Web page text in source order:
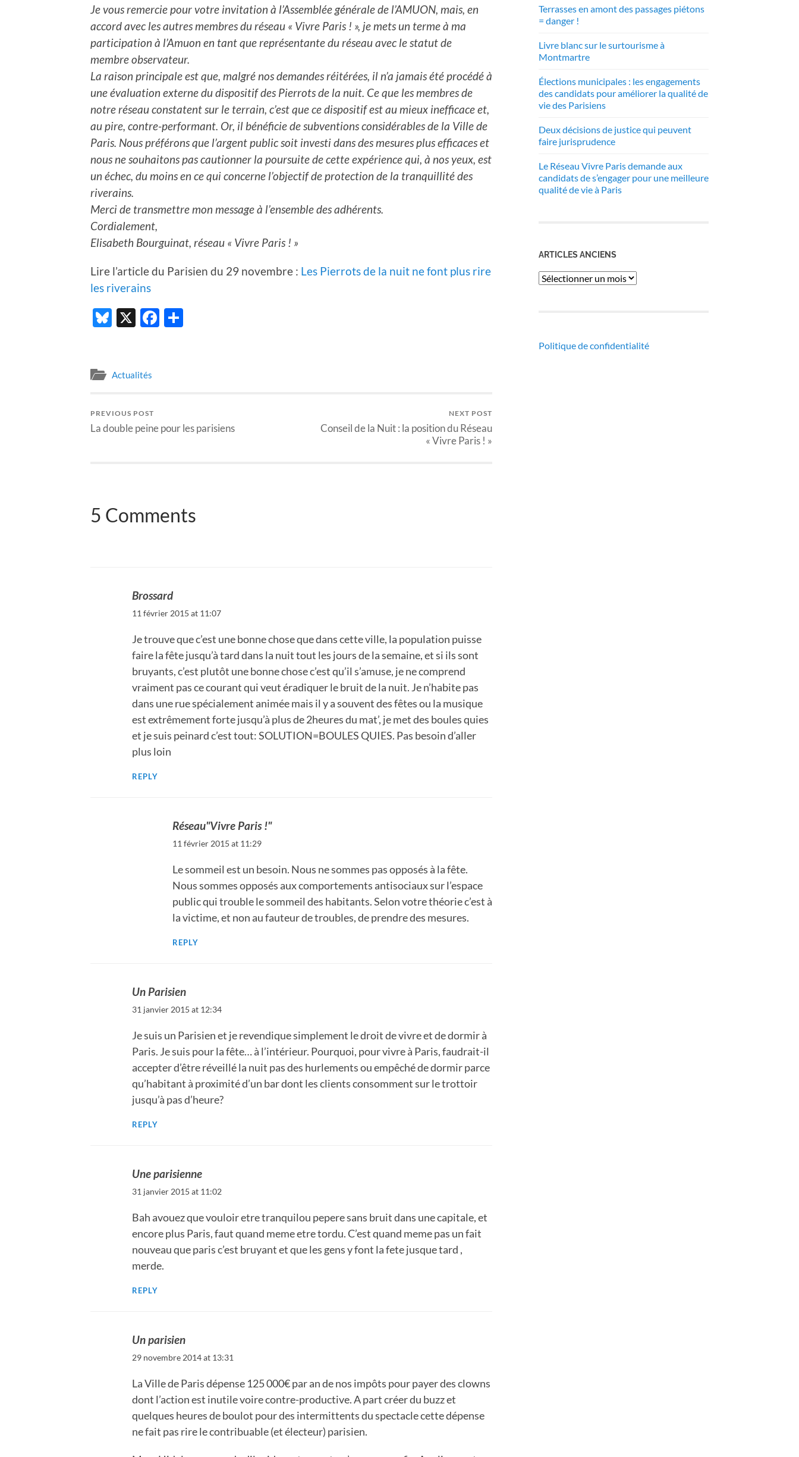
Je vous remercie pour votre invitation à l’Assemblée générale de l’AMUON, mais, en
accord avec les autres membres du réseau « Vivre Paris ! », je mets un terme à ma
participation à l’Amuon en tant que représentante du réseau avec le statut de
membre observateur.
La raison principale est que, malgré nos demandes réitérées, il n’a jamais été procédé à
une évaluation externe du dispositif des Pierrots de la nuit. Ce que les membres de
notre réseau constatent sur le terrain, c’est que ce dispositif est au mieux inefficace et,
au pire, contre-performant. Or, il bénéficie de subventions considérables de la Ville de
Paris. Nous préférons que l’argent public soit investi dans des mesures plus efficaces et
nous ne souhaitons pas cautionner la poursuite de cette expérience qui, à nos yeux, est
un échec, du moins en ce qui concerne l’objectif de protection de la tranquillité des
riverains.
Merci de transmettre mon message à l’ensemble des adhérents.
Cordialement,
Elisabeth Bourguinat, réseau « Vivre Paris ! »
Lire l’article du Parisien du 29 novembre : Les Pierrots de la nuit ne font plus rire
les riverains
Bluesky
X Facebook
Actualités
PREVIOUS POST
La double peine pour les parisiens
NEXT POST
Conseil de la Nuit : la position du Réseau
« Vivre Paris ! »
5 Comments
Brossard
11 février 2015 at 11:07
Je trouve que c’est une bonne chose que dans cette ville, la population puisse
faire la fête jusqu’à tard dans la nuit tout les jours de la semaine, et si ils sont
bruyants, c’est plutôt une bonne chose c’est qu’il s’amuse, je ne comprend
vraiment pas ce courant qui veut éradiquer le bruit de la nuit. Je n’habite pas
dans une rue spécialement animée mais il y a souvent des fêtes ou la musique
est extrêmement forte jusqu’à plus de 2heures du mat’, je met des boules quies
et je suis peinard c’est tout: SOLUTION=BOULES QUIES. Pas besoin d’aller
plus loin
REPLY
Réseau"Vivre Paris !"
11 février 2015 at 11:29
Le sommeil est un besoin. Nous ne sommes pas opposés à la fête.
Nous sommes opposés aux comportements antisociaux sur l’espace
public qui trouble le sommeil des habitants. Selon votre théorie c’est à
la victime, et non au fauteur de troubles, de prendre des mesures.
REPLY
Un Parisien
31 janvier 2015 at 12:34
Je suis un Parisien et je revendique simplement le droit de vivre et de dormir à
Paris. Je suis pour la fête… à l’intérieur. Pourquoi, pour vivre à Paris, faudrait-il
accepter d’être réveillé la nuit pas des hurlements ou empêché de dormir parce
qu’habitant à proximité d’un bar dont les clients consomment sur le trottoir
jusqu’à pas d’heure?
REPLY
Une parisienne
31 janvier 2015 at 11:02
Bah avouez que vouloir etre tranquilou pepere sans bruit dans une capitale, et
encore plus Paris, faut quand meme etre tordu. C’est quand meme pas un fait
nouveau que paris c’est bruyant et que les gens y font la fete jusque tard ,
merde.
REPLY
Un parisien
29 novembre 2014 at 13:31
La Ville de Paris dépense 125 000€ par an de nos impôts pour payer des clowns
dont l’action est inutile voire contre-productive. A part créer du buzz et
quelques heures de boulot pour des intermittents du spectacle cette dépense
ne fait pas rire le contribuable (et électeur) parisien.
Terrasses en amont des passages piétons
= danger !
Livre blanc sur le surtourisme à
Montmartre
Élections municipales : les engagements
des candidats pour améliorer la qualité de
vie des Parisiens
Deux décisions de justice qui peuvent
faire jurisprudence
Le Réseau Vivre Paris demande aux
candidats de s’engager pour une meilleure
qualité de vie à Paris
ARTICLES ANCIENS
Articles
Politique de confidentialité